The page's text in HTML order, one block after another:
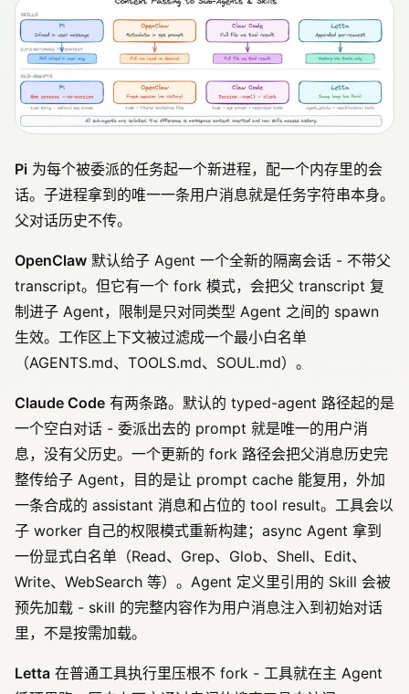
Pi 为每个被委派的任务起一个新进程，配一个内存里的会
话。子进程拿到的唯一一条用户消息就是任务字符串本身。
父对话历史不传。
OpenClaw 默认给子 Agent 一个全新的隔离会话 - 不带父
transcript。但它有一个 fork 模式，会把父 transcript 复
制进子 Agent，限制是只对同类型 Agent 之间的 spawn
生效。工作区上下文被过滤成一个最小白名单
（AGENTS.md、TOOLS.md、SOUL.md）。
Claude Code 有两条路。默认的 typed-agent 路径起的是
一个空白对话 - 委派出去的 prompt 就是唯一的用户消
息，没有父历史。一个更新的 fork 路径会把父消息历史完
整传给子 Agent，目的是让 prompt cache 能复用，外加
一条合成的 assistant 消息和占位的 tool result。工具会以
子 worker 自己的权限模式重新构建；async Agent 拿到
一份显式白名单（Read、Grep、Glob、Shell、Edit、
Write、WebSearch 等）。Agent 定义里引用的 Skill 会被
预先加载 - skill 的完整内容作为用户消息注入到初始对话
里，不是按需加载。
Letta 在普通工具执行里压根不 fork - 工具就在主 Agent